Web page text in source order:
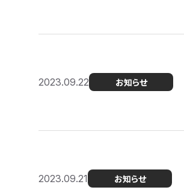
2023.09.22 お知らせ
2023.09.21 お知らせ